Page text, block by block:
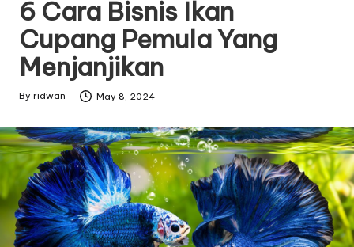
6 Cara Bisnis Ikan
Cupang Pemula Yang
Menjanjikan
Posted
By ridwan May 8, 2024